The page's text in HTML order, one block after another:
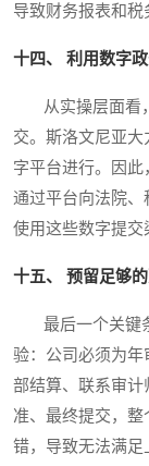
导致财务报表和税
十四、 利用数字
从实操层面看，
交。斯洛文尼亚
字平台进行。因
通过平台向法院、
使用这些数字提交
十五、 预留足够
最后一个关键条
验：公司必须为年
部结算、联系审
准、最终提交，
错，导致无法满足